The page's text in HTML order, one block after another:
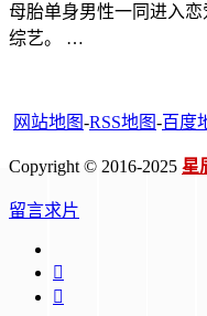
母胎单身男性一同进入
综艺。 ​​​…
网站地图-RSS地图-百度
Copyright © 2016-2025 星
留言求片

